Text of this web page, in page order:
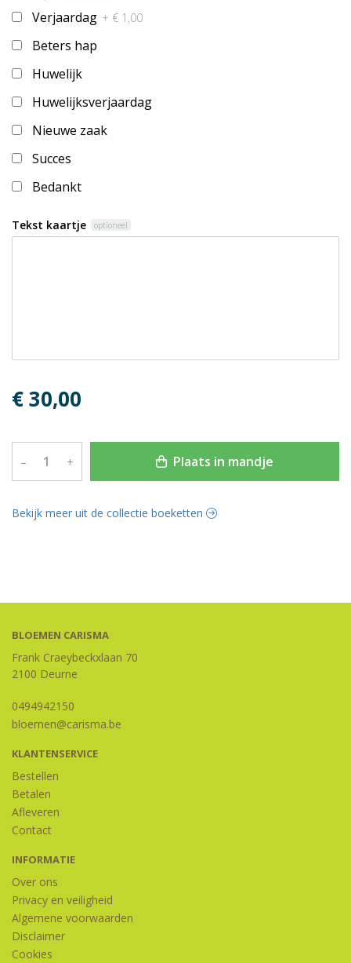
Verjaardag + € 1,00
Beters hap
Huwelijk
Huwelijksverjaardag
Nieuwe zaak
Succes
Bedankt
Tekst kaartje optioneel
€ 30,00
– + Plaats in mandje
Bekijk meer uit de collectie boeketten
BLOEMEN CARISMA
Frank Craeybeckxlaan 70
2100 Deurne
0494942150
bloemen@carisma.be
KLANTENSERVICE
Bestellen
Betalen
Afleveren
Contact
INFORMATIE
Over ons
Privacy en veiligheid
Algemene voorwaarden
Disclaimer
Cookies